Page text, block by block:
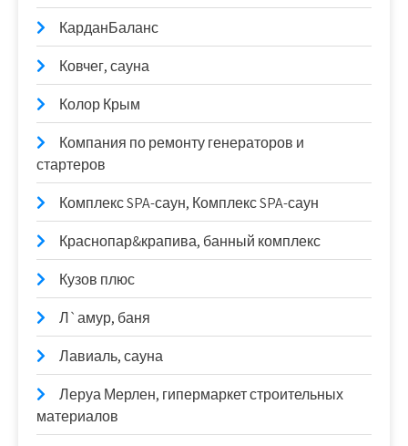
КарданБаланс
Ковчег, сауна
Колор Крым
Компания по ремонту генераторов и
стартеров
Комплекс SPA-саун, Комплекс SPA-саун
Краснопар&крапива, банный комплекс
Кузов плюс
Л`амур, баня
Лавиаль, сауна
Леруа Мерлен, гипермаркет строительных
материалов